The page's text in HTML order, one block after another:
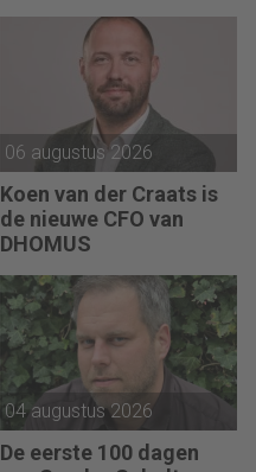
06 augustus 2026
Koen van der Craats is
de nieuwe CFO van
DHOMUS
04 augustus 2026
De eerste 100 dagen